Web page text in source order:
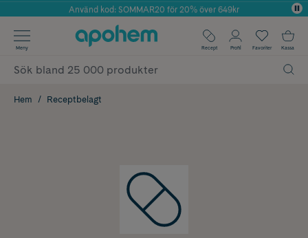
Årets Butik 2025 inom Skönhet
Använd kod: SOMMAR20 för 20% över 649kr
✓ Fri frakt
✓ Poäng på alla köp*
Meny Recept Profil Favoriter Kassa
Hem Receptbelagt